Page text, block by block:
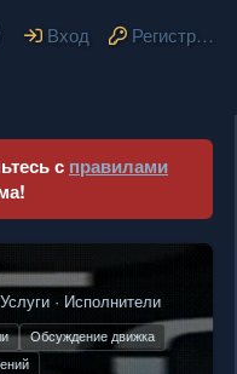
Вход Регистрация
с правилами
сделки в
Честные сделки без риска.
мошенников Эскроу-сервис
Рекламное место
свободно
Разместите свою рекламу прямо здесь!
Активная аудитория
Высокая конверсия
Доступная цена